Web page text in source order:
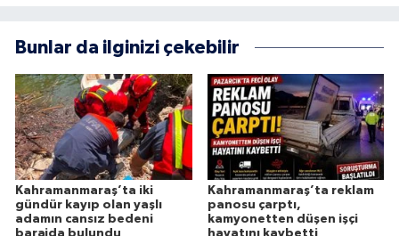
Bunlar da ilginizi çekebilir
Kahramanmaraş’ta iki
gündür kayıp olan yaşlı
adamın cansız bedeni
Kahramanmaraş’ta reklam
panosu çarptı,
kamyonetten düşen işçi